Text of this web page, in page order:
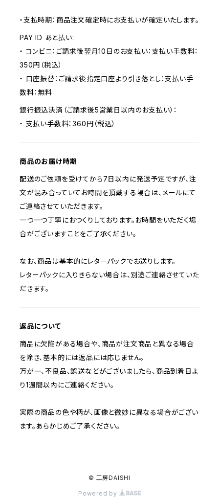
・支払時期：商品注文確定時にお支払いが確定いたします。
PAY ID あと払い:
・ コンビニ：ご請求後翌月10日のお支払い：支払い手数料：
350円（税込）
・ 口座振替：ご請求後指定口座より引き落とし：支払い手
数料：無料
銀行振込決済（ご請求後5営業日以内のお支払い）：
・ 支払い手数料：360円（税込）
商品のお届け時期
配送のご依頼を受けてから7日以内に発送予定ですが、注
文が混み合っていてお時間を頂戴する場合は、メールにて
ご連絡させていただきます。
一つ一つ丁寧におつくりしております。お時間をいただく場
合がございますことをご了承ください。
なお、商品は基本的にレターパックでお送りします。
レターパックに入りきらない場合は、別途ご連絡させていた
だきます。
返品について
商品に欠陥がある場合や、商品が注文商品と異なる場合
を除き、基本的には返品には応じません。
万が一、不良品、誤送などがございましたら、商品到着日よ
り1週間以内にご連絡ください。
実際の商品の色や柄が、画像と微妙に異なる場合がござい
ます。あらかじめご了承ください。
© 工房DAISHI
Powered by